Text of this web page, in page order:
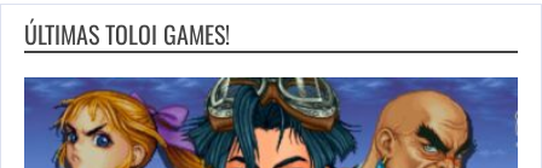
ÚLTIMAS TOLOI GAMES!